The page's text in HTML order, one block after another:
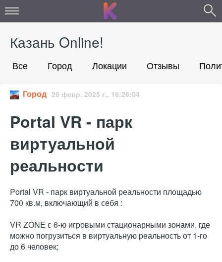
Казань Online!
Все Город Локации Отзывы
Город 26 февр. 2025 г., 16:26:04
Portal VR - парк
виртуальной
реальности
Portal VR - парк виртуальной реальности площадью
700 кв.м, включающий в себя :
VR ZONE с 6-ю игровыми стационарными зонами, где
можно погрузиться в виртуальную реальность от 1-го
до 6 человек;